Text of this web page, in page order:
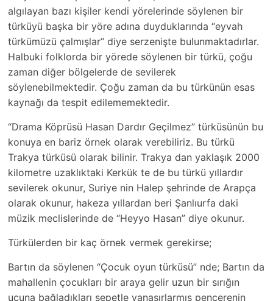
algılayan bazı kişiler kendi yörelerinde söylenen bir
türküyü başka bir yöre adına duyduklarında “eyvah
türkümüzü çalmışlar” diye serzenişte bulunmaktadırlar.
Halbuki folklorda bir yörede söylenen bir türkü, çoğu
zaman diğer bölgelerde de sevilerek
söylenebilmektedir. Çoğu zaman da bu türkünün esas
kaynağı da tespit edilememektedir.
“Drama Köprüsü Hasan Dardır Geçilmez” türküsünün bu
konuya en bariz örnek olarak verebiliriz. Bu türkü
Trakya türküsü olarak bilinir. Trakya dan yaklaşık 2000
kilometre uzaklıktaki Kerkük te de bu türkü yıllardır
sevilerek okunur, Suriye nin Halep şehrinde de Arapça
olarak okunur, hakeza yıllardan beri Şanlıurfa daki
müzik meclislerinde de “Heyyo Hasan” diye okunur.
Türkülerden bir kaç örnek vermek gerekirse;
Bartın da söylenen “Çocuk oyun türküsü” nde; Bartın da
mahallenin çocukları bir araya gelir uzun bir sırığın
ucuna bağladıkları sepetle yanaşırlarmış pencerenin